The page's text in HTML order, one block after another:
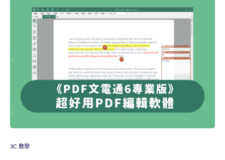
3C 教學